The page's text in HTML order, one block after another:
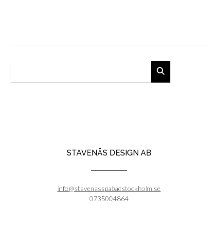
STAVENÄS DESIGN AB
info@stavenasspabadstockholm.se
0735004864